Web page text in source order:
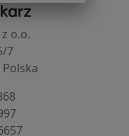
- Strona główna
o.o.
7